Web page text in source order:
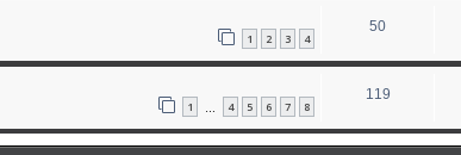
1 2 3 4
50
1 … 4 5 6 7 8
119